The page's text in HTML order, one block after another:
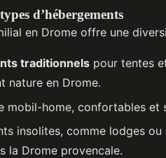
d’hébergements
en Drome offre une
traditionnels pour tentes
nature en Drome.
mobil-home, confortables et
insolites, comme lodges
la Drome provencale.